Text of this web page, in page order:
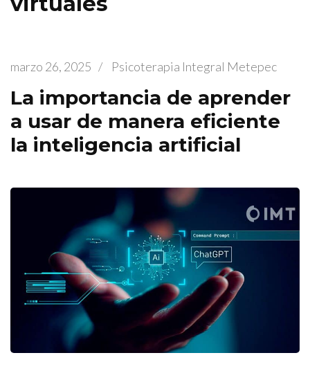
marzo 26, 2025 / Psicoterapia Integral Metepec
La importancia de aprender
a usar de manera eficiente
la inteligencia artificial